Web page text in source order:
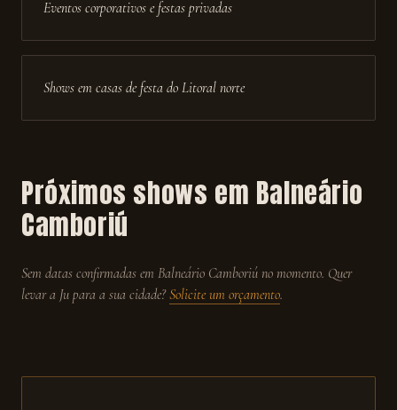
Eventos corporativos e festas privadas
Shows em casas de festa do Litoral norte
Próximos shows em Balneário
Camboriú
Sem datas confirmadas em Balneário Camboriú no momento. Quer
levar a Ju para a sua cidade? Solicite um orçamento.